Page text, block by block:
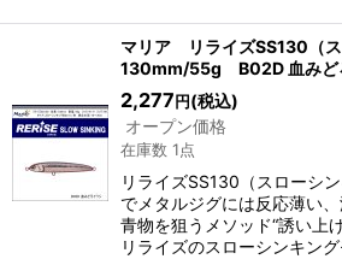
マリア リライズSS130（ス
130mm/55g B02D 血みど
2,277 円 (税込)
オープン価格
在庫数 1点
リライズSS130（スローシ
でメタルジグには反応薄い
青物を狙うメソッド“誘い上
リライズのスローシンキン